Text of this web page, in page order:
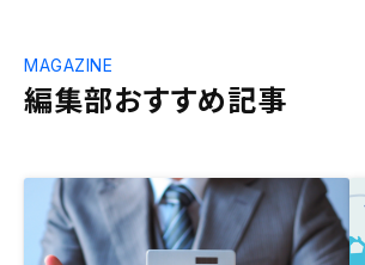
編集部おすすめ記事
MAGAZINE